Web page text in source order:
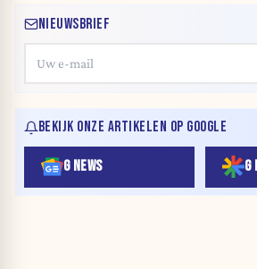
NIEUWSBRIEF
BEKIJK ONZE ARTIKELEN OP GOOGLE
G NEWS G